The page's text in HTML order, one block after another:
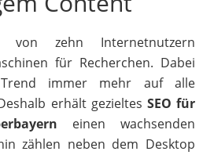
von zehn Internetnutzern
für Recherchen. Dabei
immer mehr auf alle
erhält gezieltes SEO für
einen wachsenden
zählen neben dem Desktop